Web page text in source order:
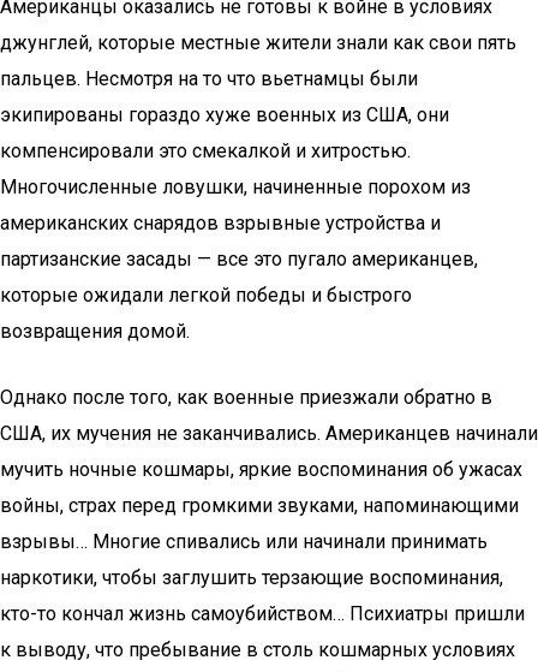
Американцы оказались не готовы к войне в условиях
джунглей, которые местные жители знали как свои пять
пальцев. Несмотря на то что вьетнамцы были
экипированы гораздо хуже военных из США, они
компенсировали это смекалкой и хитростью.
Многочисленные ловушки, начиненные порохом из
американских снарядов взрывные устройства и
партизанские засады — все это пугало американцев,
которые ожидали легкой победы и быстрого
возвращения домой.
Однако после того, как военные приезжали обратно в
США, их мучения не заканчивались. Американцев начинали
мучить ночные кошмары, яркие воспоминания об ужасах
войны, страх перед громкими звуками, напоминающими
взрывы… Многие спивались или начинали принимать
наркотики, чтобы заглушить терзающие воспоминания,
кто-то кончал жизнь самоубийством… Психиатры пришли
к выводу, что пребывание в столь кошмарных условиях